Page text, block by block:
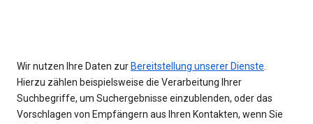
Wir nutzen Ihre Daten zur Bereitstellung unserer Dienste
Hierzu zählen beispielsweise die Verarbeitung Ihrer
Suchbegriffe, um Suchergebnisse einzublenden, oder das
Vorschlagen von Empfängern aus Ihren Kontakten, wenn Sie